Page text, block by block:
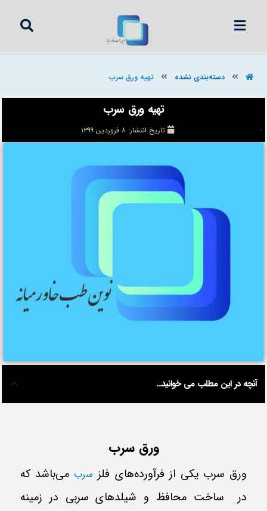
دسته‌بندی نشده تهیه ورق سرب
تهیه ورق سرب
تاریخ انتشار:
آنچه در این مطلب می خوانید...
ورق سرب
ورق سرب یکی از فرآورده‌های فلز سرب می‌باشد که
در ساخت محافظ‌ و شیلدهای سربی در زمینه